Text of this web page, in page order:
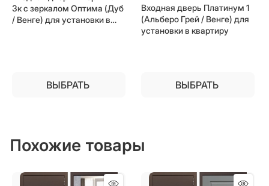
3к с зеркалом Оптима (Дуб
/ Венге) для установки в
ВЫБРАТЬ
Входная дверь Платинум 1
(Альберо Грей / Венге) для
установки в квартиру
ВЫБРАТЬ
Похожие товары